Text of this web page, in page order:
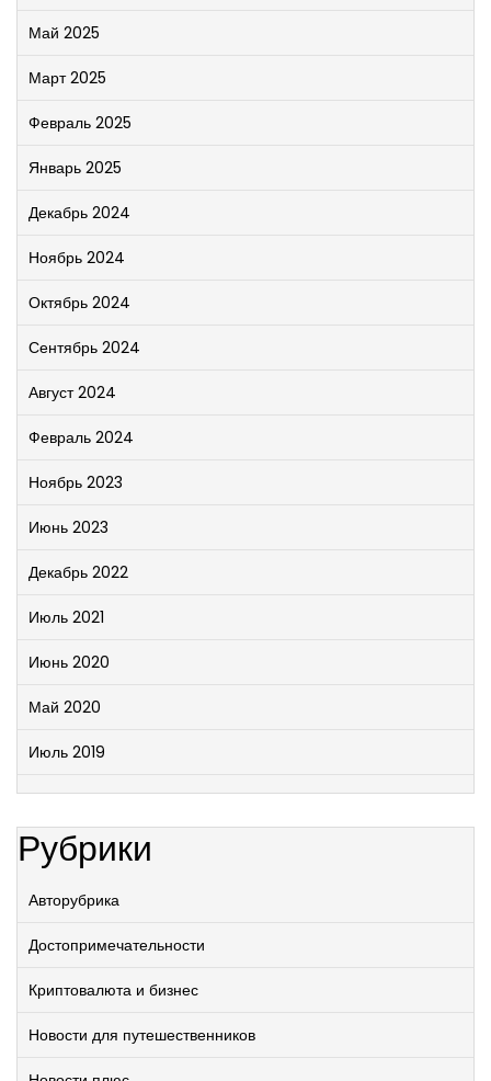
Май 2025
Март 2025
Февраль 2025
Январь 2025
Декабрь 2024
Ноябрь 2024
Октябрь 2024
Сентябрь 2024
Август 2024
Февраль 2024
Ноябрь 2023
Июнь 2023
Декабрь 2022
Июль 2021
Июнь 2020
Май 2020
Июль 2019
Рубрики
Авторубрика
Достопримечательности
Криптовалюта и бизнес
Новости для путешественников